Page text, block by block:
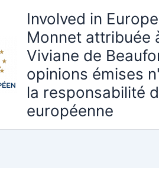
Involved in
Monnet attribuée
Viviane de
opinions émises
la responsabilité
européenne